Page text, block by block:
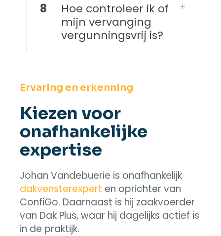
8
Hoe controleer ik of
mijn vervanging
vergunningsvrij is?
Ervaring en erkenning
Kiezen voor
onafhankelijke
expertise
Johan Vandebuerie is onafhankelijk
dakvensterexpert en oprichter van
ConfiGo. Daarnaast is hij zaakvoerder
van Dak Plus, waar hij dagelijks actief is
in de praktijk.